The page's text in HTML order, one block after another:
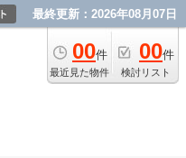
最終更新：2026年08月07日
00件
最近見た物件
00件
検討リスト